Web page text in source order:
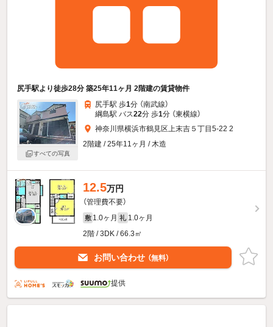
尻手駅より徒歩28分 築25年11ヶ月 2階建の賃貸物件
すべての写真
尻手駅 歩1分 （南武線）
綱島駅 バス22分 歩1分 （東横線）
神奈川県横浜市鶴見区上末吉５丁目5-22 2
2階建 / 25年11ヶ月 / 木造
12.5万円
（管理費不要）
敷 1.0ヶ月 礼 1.0ヶ月
2階 / 3DK / 66.3㎡
お問い合わせ （無料）
提供